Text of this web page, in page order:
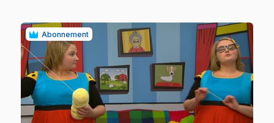
Abonnement